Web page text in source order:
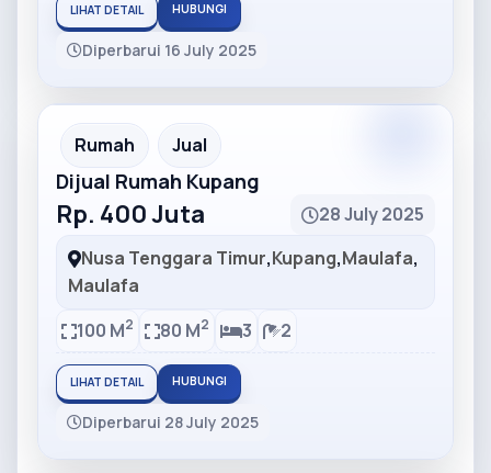
LIHAT DETAIL HUBUNGI
Diperbarui 16 July 2025
Partner Ad
Rumah Jual
Dijual Rumah Kupang
Rp. 400 Juta
28 July 2025
Nusa Tenggara Timur,Kupang,Maulafa,
Maulafa
100 M2 80 M2 3 2
LIHAT DETAIL HUBUNGI
Diperbarui 28 July 2025